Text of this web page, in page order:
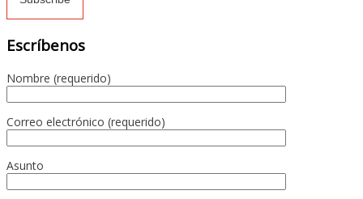
Escríbenos
Nombre (requerido)
Correo electrónico (requerido)
Asunto